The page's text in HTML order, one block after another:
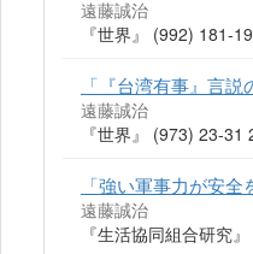
遠藤誠治
『世界』 (992) 181-
「『台湾有事』言説
遠藤誠治
『世界』 (973) 23-31
「強い軍事力が安全
遠藤誠治
『生活協同組合研究